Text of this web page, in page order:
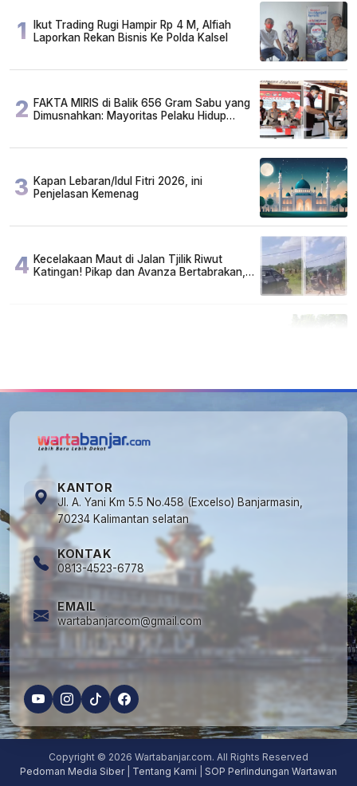
1
Ikut Trading Rugi Hampir Rp 4 M, Alfiah
Laporkan Rekan Bisnis Ke Polda Kalsel
2 FAKTA MIRIS di Balik 656 Gram Sabu yang
Dimusnahkan: Mayoritas Pelaku Hidup
3 Kapan Lebaran/Idul Fitri 2026, ini
Penjelasan Kemenag
4 Kecelakaan Maut di Jalan Tjilik Riwut
Katingan! Pikap dan Avanza Bertabrakan,
KANTOR
Jl. A. Yani Km 5.5 No.458 (Excelso) Banjarmasin,
70234 Kalimantan selatan
KONTAK
0813-4523-6778
EMAIL
wartabanjarcom@gmail.com
Copyright © 2026 Wartabanjar.com. All Rights Reserved
Pedoman Media Siber| Tentang Kami SOP Perlindungan Wartawan